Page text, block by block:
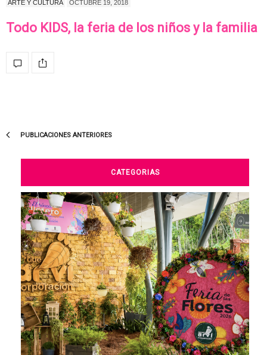
ARTE Y CULTURA OCTUBRE 19, 2018
Todo KIDS, la feria de los niños y la familia
PUBLICACIONES ANTERIORES
CATEGORIAS